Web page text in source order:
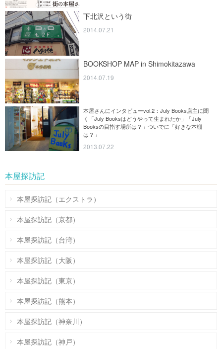
下北沢という街
2014.07.21
BOOKSHOP MAP in Shimokitazawa
2014.07.19
本屋さんにインタビューvol.2：July Books店主に聞
く「July Booksはどうやって生まれたか」「July
Booksの目指す場所は？」ついでに「好きな本棚
は？」
2013.07.22
本屋探訪記
本屋探訪記（エクストラ）
本屋探訪記（京都）
本屋探訪記（台湾）
本屋探訪記（大阪）
本屋探訪記（東京）
本屋探訪記（熊本）
本屋探訪記（神奈川）
本屋探訪記（神戸）